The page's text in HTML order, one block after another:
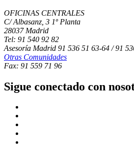
OFICINAS CENTRALES
C/ Albasanz, 3 1º Planta
28037 Madrid
Tel: 91 540 92 82
Asesoría Madrid 91 536 51 63-64 / 91
Otras Comunidades
Fax: 91 559 71 96
Sigue conectado con